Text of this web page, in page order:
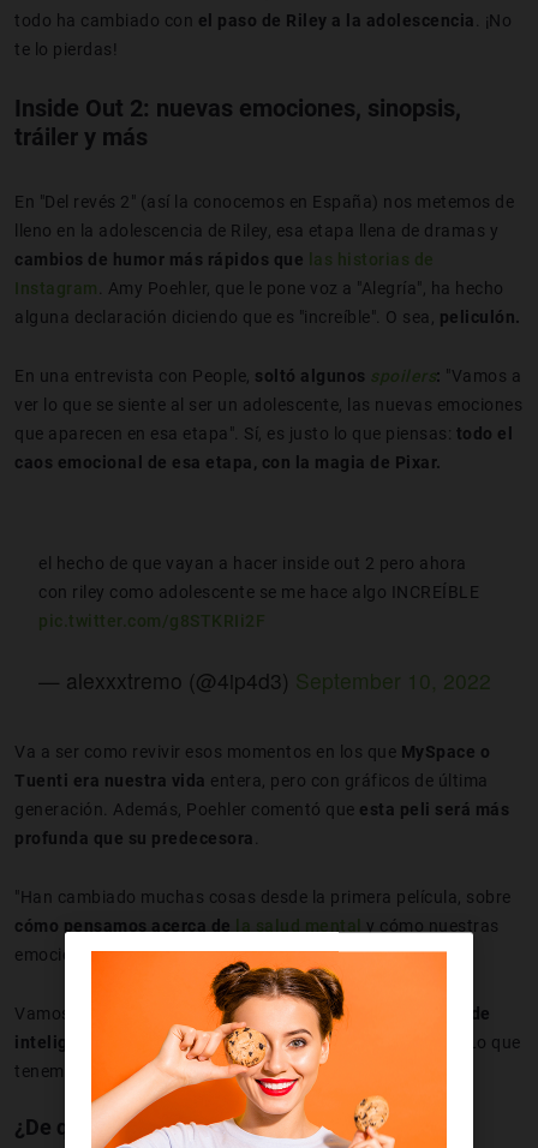
todo ha cambiado con el paso de Riley a la adolescencia . ¡No
te lo pierdas!
Inside Out 2: nuevas emociones, sinopsis,
tráiler y más
En "Del revés 2" (así la conocemos en España) nos metemos de
lleno en la adolescencia de Riley, esa etapa llena de dramas y
cambios de humor más rápidos que
las historias de
Instagram . Amy Poehler, que le pone voz a "Alegría", ha hecho
alguna declaración diciendo que es "increíble". O sea,
peliculón.
En una entrevista con People, soltó algunos spoilers: "Vamos a
ver lo que se siente al ser un adolescente, las nuevas emociones
que aparecen en esa etapa". Sí, es justo lo que piensas: todo el
caos emocional de esa etapa, con la magia de Pixar.
el hecho de que vayan a hacer inside out 2 pero ahora
con riley como adolescente se me hace algo INCREÍBLE
pic.twitter.com/g8STKRIi2F
— alexxxtremo (@4ip4d3) September 10, 2022
Va a ser como revivir esos momentos en los que MySpace o
Tuenti era nuestra vida entera, pero con gráficos de última
generación. Además, Poehler comentó que esta peli será más
profunda que su predecesora
"Han cambiado muchas cosas desde la primera película, sobre
cómo pensamos acerca de
la salud mental
y cómo nuestras
emociones nos afectan físicamente", afirmó la actriz.
Vamos, que esta vez Pixar nos va a dar una
de
inteligencia emocionalmientras nos reímos y lloramos. Lo que
tenemos claro es que ¡no nos la vamos a perder!
¿De qué va Inside Out 2?